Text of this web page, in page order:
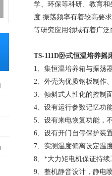
学、环保等科研、教育
度.振荡频率有着较高要
等研究应用领域有着广
TS-111D卧式恒温培养摇
1、集恒温培养箱与振荡
2、外壳为优质钢板制作
3、倾斜式人性化的控制
4、设有运行参数记忆功
5、设有来电恢复功能，
6、设有开门自停保护装
7、实测温度偏离设定温
8、*大力矩电机保证持
9、整机静音设计，静电